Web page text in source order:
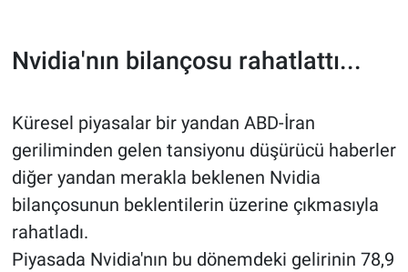
Nvidia'nın bilançosu rahatlattı...
Küresel piyasalar bir yandan ABD-İran
geriliminden gelen tansiyonu düşürücü haberler
diğer yandan merakla beklenen Nvidia
bilançosunun beklentilerin üzerine çıkmasıyla
rahatladı.
Piyasada Nvidia'nın bu dönemdeki gelirinin 78,9